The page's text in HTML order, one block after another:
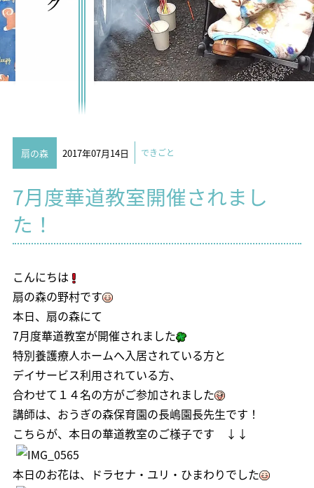
扇の森 2017年07月14日 できごと
7月度華道教室開催されまし
た！
こんにちは
扇の森の野村です
本日、扇の森にて
7月度華道教室が開催されました
特別養護療人ホームへ入居されている方と
デイサービス利用されている方、
合わせて１４名の方がご参加されました
講師は、おうぎの森保育園の長嶋園長先生です！
こちらが、本日の華道教室のご様子です ↓↓
本日のお花は、ドラセナ・ユリ・ひまわりでした